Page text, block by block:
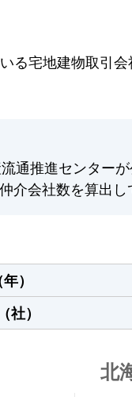
る宅地建物取引
通推進センター
介会社数を算出し
）
社）